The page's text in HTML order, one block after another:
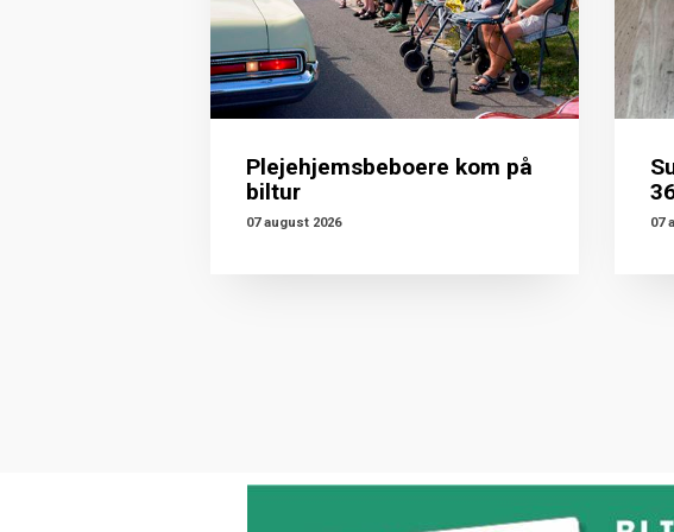
Plejehjemsbeboere kom på
biltur
07 august 2026 07